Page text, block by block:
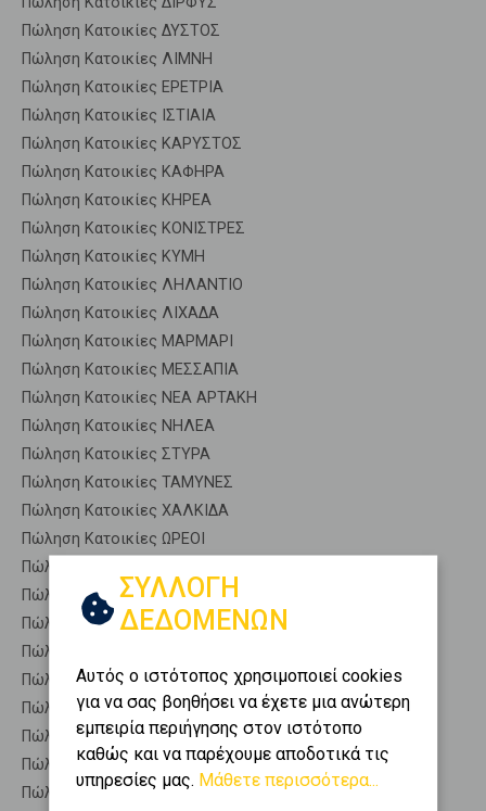
Πώληση Κατοικίες ΔΥΣΤΟΣ
Πώληση Κατοικίες ΛΙΜΝΗ
Πώληση Κατοικίες ΕΡΕΤΡΙΑ
Πώληση Κατοικίες ΙΣΤΙΑΙΑ
Πώληση Κατοικίες ΚΑΡΥΣΤΟΣ
Πώληση Κατοικίες ΚΑΦΗΡΑ
Πώληση Κατοικίες ΚΗΡΕΑ
Πώληση Κατοικίες ΚΟΝΙΣΤΡΕΣ
Πώληση Κατοικίες ΚΥΜΗ
Πώληση Κατοικίες ΛΗΛΑΝΤΙΟ
Πώληση Κατοικίες ΛΙΧΑΔΑ
Πώληση Κατοικίες ΜΑΡΜΑΡΙ
Πώληση Κατοικίες ΜΕΣΣΑΠΙΑ
Πώληση Κατοικίες ΝΕΑ ΑΡΤΑΚΗ
Πώληση Κατοικίες ΝΗΛΕΑ
Πώληση Κατοικίες ΣΤΥΡΑ
Πώληση Κατοικίες ΤΑΜΥΝΕΣ
Πώληση Κατοικίες ΧΑΛΚΙΔΑ
Πώληση Κατοικίες ΩΡΕΟΙ
Πώληση Αποθήκες ΑΝΘΗΔΩΝΟΣ - Ροδιές
Πώληση Γκαρσονιέρες ΑΝΘΗΔΩΝΟΣ - Ροδιές
Πώληση Διαμερίσματα ΑΝΘΗΔΩΝΟΣ - Ροδιές
Πώληση Κτίρια ΑΝΘΗΔΩΝΟΣ - Ροδιές
Πώληση Μεζονέτες (ανεξάρτητη) ΑΝΘΗΔΩΝΟΣ - Ροδιές
Πώληση Μεζονέτες (εφαπτόμενη) ΑΝΘΗΔΩΝΟΣ - Ροδιές
Πώληση Μονοκατοικίες ΑΝΘΗΔΩΝΟΣ - Ροδιές
Πώληση Οικίες ΑΝΘΗΔΩΝΟΣ - Ροδιές
Πώληση Οροφοδιαμερίσματα ΑΝΘΗΔΩΝΟΣ - Ροδιές
ΣΥΛΛΟΓΗ
ΔΕΔΟΜΕΝΩΝ
Αυτός ο ιστότοπος χρησιμοποιεί cookies
για να σας βοηθήσει να έχετε μια ανώτερη
εμπειρία περιήγησης στον ιστότοπο
καθώς και να παρέχουμε αποδοτικά τις
υπηρεσίες μας. Μάθετε περισσότερα...